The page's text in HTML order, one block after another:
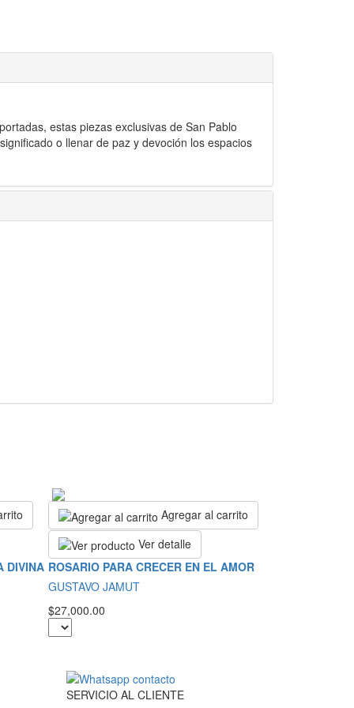
estas piezas exclusivas de San Pablo
o llenar de paz y devoción los espacios
DIVINA
Agregar al carrito
Ver detalle
ROSARIO PARA CRECER EN EL AMOR
GUSTAVO JAMUT
$27,000.00
SERVICIOAL CLIENTE